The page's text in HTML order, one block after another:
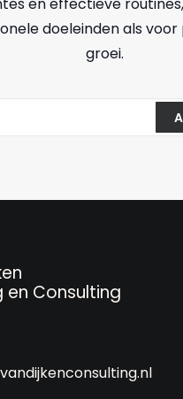
doeleinden als voor
groei.
en Consulting